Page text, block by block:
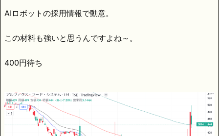
AIロボットの採用情報で動意。
この材料も強いと思うんですよね～。
400円待ち